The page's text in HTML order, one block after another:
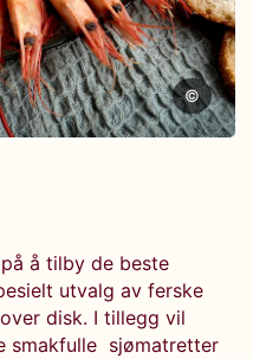
©
å tilby de beste
utvalg av ferske
disk. I tillegg vil
smakfulle sjømatretter